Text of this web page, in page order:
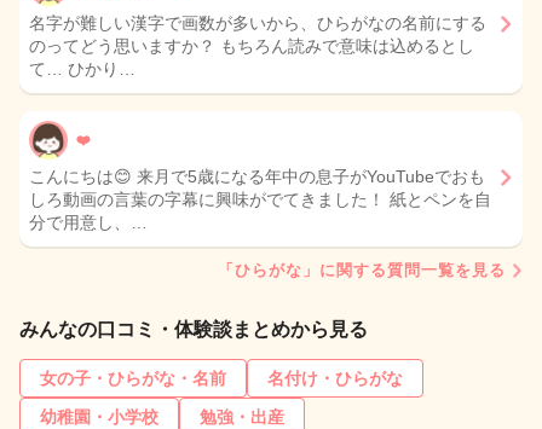
名字が難しい漢字で画数が多いから、ひらがなの名前にする
のってどう思いますか？ もちろん読みで意味は込めるとし
て… ひかり…
❤️
こんにちは😊 来月で5歳になる年中の息子がYouTubeでおも
しろ動画の言葉の字幕に興味がでてきました！ 紙とペンを自
分で用意し、…
「ひらがな」に関する質問一覧を見る
みんなの口コミ・体験談まとめから見る
女の子・ひらがな・名前
名付け・ひらがな
幼稚園・小学校
勉強・出産